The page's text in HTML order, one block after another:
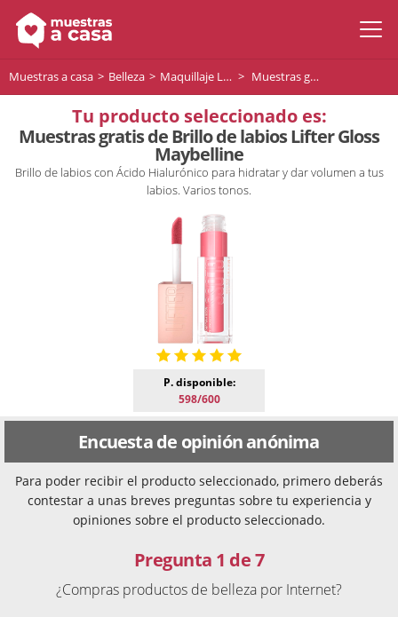
Muestras a casa Belleza Maquillaje Labios Muestras gratis de Brillo de labios Lifter Gloss Maybelline
Tu producto seleccionado es:
Muestras gratis de Brillo de labios Lifter Gloss
Maybelline
Brillo de labios con Ácido Hialurónico para hidratar y dar volumen a tus
labios. Varios tonos.
P. disponible:
598/600
Encuesta de opinión anónima
Para poder recibir el producto seleccionado, primero deberás
contestar a unas breves preguntas sobre tu experiencia y
opiniones sobre el producto seleccionado.
Pregunta 1 de 7
¿Compras productos de belleza por Internet?